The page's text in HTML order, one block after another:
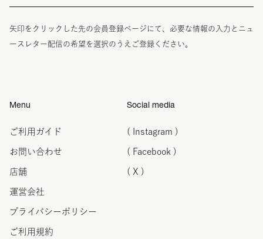
矢印をクリックした先の会員登録ページにて、必要な情報の入力とニュ
ースレター配信の希望を選択のうえご登録ください。
Menu
ご利用ガイド
お問い合わせ
店舗
運営会社
プライバシーポリシー
ご利用規約
Social media
( Instagram )
( Facebook )
( X )